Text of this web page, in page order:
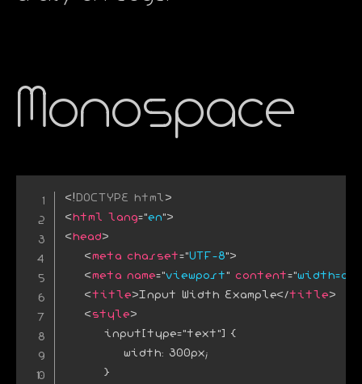
Monospace
<!DOCTYPE html>
<html lang="en">
<head>
<meta charset="UTF-8">
<meta name="viewport" content="
<title>Input Width Example</title>
<style>
        input[type="text"] {
            width: 300px;
        }